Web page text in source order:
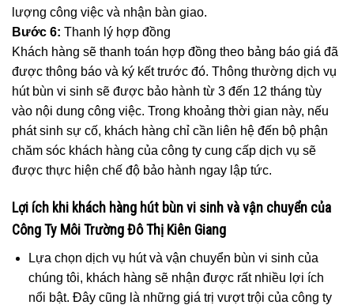
lượng công việc và nhận bàn giao.
Bước 6: Thanh lý hợp đồng
Khách hàng sẽ thanh toán hợp đồng theo bảng báo giá đã
được thông báo và ký kết trước đó. Thông thường dịch vụ
hút bùn vi sinh sẽ được bảo hành từ 3 đến 12 tháng tùy
vào nội dung công việc. Trong khoảng thời gian này, nếu
phát sinh sự cố, khách hàng chỉ cần liên hệ đến bộ phận
chăm sóc khách hàng của công ty cung cấp dịch vụ sẽ
được thực hiện chế độ bảo hành ngay lập tức.
Lợi ích khi khách hàng hút bùn vi sinh và vận chuyển của
Công Ty Môi Trường Đô Thị Kiên Giang
Lựa chọn dịch vụ hút và vận chuyển bùn vi sinh của
chúng tôi, khách hàng sẽ nhận được rất nhiều lợi ích
nổi bật. Đây cũng là những giá trị vượt trội của công ty